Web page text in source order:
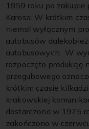
1959 roku po zakupie
Karosa. W krótkim
niemal wyłącznym
autobusów
autobusowych. W
rozpoczęto produkcję
przegubowego
krótkim czasie
krakowskiej
dostarczono w 1975
zakończono w